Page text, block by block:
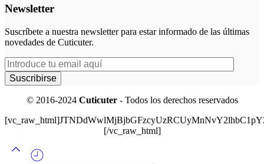
Newsletter
Suscríbete a nuestra newsletter para estar informado de las últimas
novedades de Cuticuter.
© 2016-2024 Cuticuter- Todos los derechos reservados
[/vc_raw_html]